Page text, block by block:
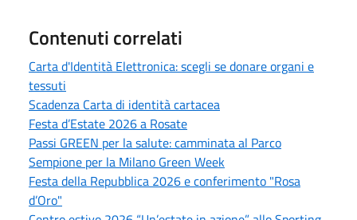
Contenuti correlati
Carta d'Identità Elettronica: scegli se donare organi e
tessuti
Scadenza Carta di identità cartacea
Festa d’Estate 2026 a Rosate
Passi GREEN per la salute: camminata al Parco
Sempione per la Milano Green Week
Festa della Repubblica 2026 e conferimento "Rosa
d’Oro"